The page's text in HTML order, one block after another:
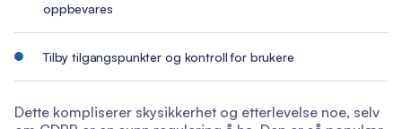
oppbevares
Tilby tilgangspunkter og kontroll for brukere
Dette kompliserer skysikkerhet og etterlevelse noe, selv